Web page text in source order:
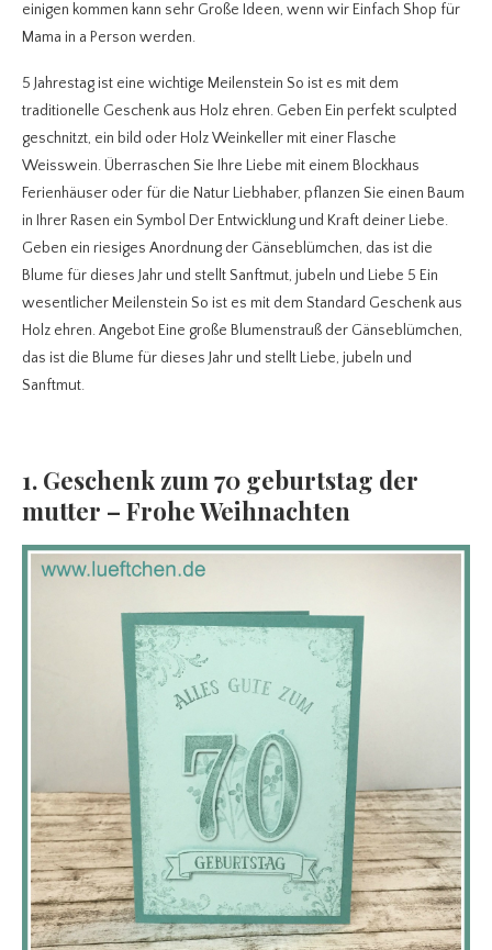
einigen kommen kann sehr Große Ideen, wenn wir Einfach Shop für
Mama in a Person werden.
5 Jahrestag ist eine wichtige Meilenstein So ist es mit dem
traditionelle Geschenk aus Holz ehren. Geben Ein perfekt sculpted
geschnitzt, ein bild oder Holz Weinkeller mit einer Flasche
Weisswein. Überraschen Sie Ihre Liebe mit einem Blockhaus
Ferienhäuser oder für die Natur Liebhaber, pflanzen Sie einen Baum
in Ihrer Rasen ein Symbol Der Entwicklung und Kraft deiner Liebe.
Geben ein riesiges Anordnung der Gänseblümchen, das ist die
Blume für dieses Jahr und stellt Sanftmut, jubeln und Liebe 5 Ein
wesentlicher Meilenstein So ist es mit dem Standard Geschenk aus
Holz ehren. Angebot Eine große Blumenstrauß der Gänseblümchen,
das ist die Blume für dieses Jahr und stellt Liebe, jubeln und
Sanftmut.
1. Geschenk zum 70 geburtstag der
mutter – Frohe Weihnachten